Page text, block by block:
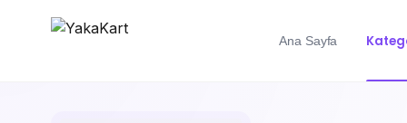
Ana Sayfa